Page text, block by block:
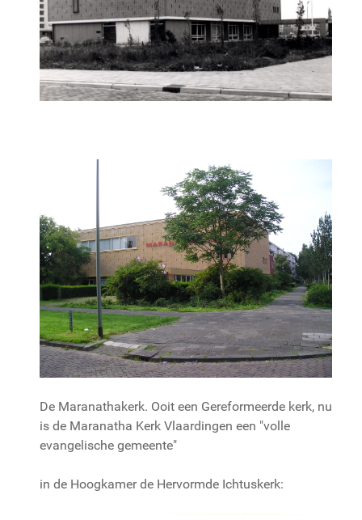
De Maranathakerk. Ooit een Gereformeerde kerk, nu
is de Maranatha Kerk Vlaardingen een "volle
evangelische gemeente"
in de Hoogkamer de Hervormde Ichtuskerk: